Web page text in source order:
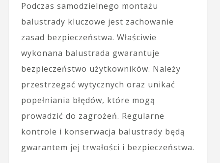
Podczas samodzielnego montażu
balustrady kluczowe jest zachowanie
zasad bezpieczeństwa. Właściwie
wykonana balustrada gwarantuje
bezpieczeństwo użytkowników. Należy
przestrzegać wytycznych oraz unikać
popełniania błędów, które mogą
prowadzić do zagrożeń. Regularne
kontrole i konserwacja balustrady będą
gwarantem jej trwałości i bezpieczeństwa.